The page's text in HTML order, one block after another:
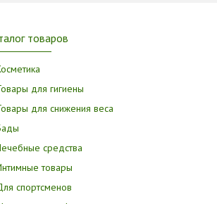
товаров
для гигиены
для снижения веса
средства
товары
спортсменов